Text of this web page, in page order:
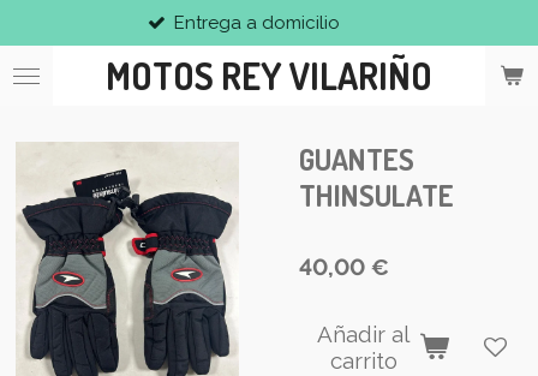
al
contenido
MOTOS REY VILARIÑO
Entrega a domicilio
GUANTES
THINSULATE
40,00 €
Añadir al
carrito